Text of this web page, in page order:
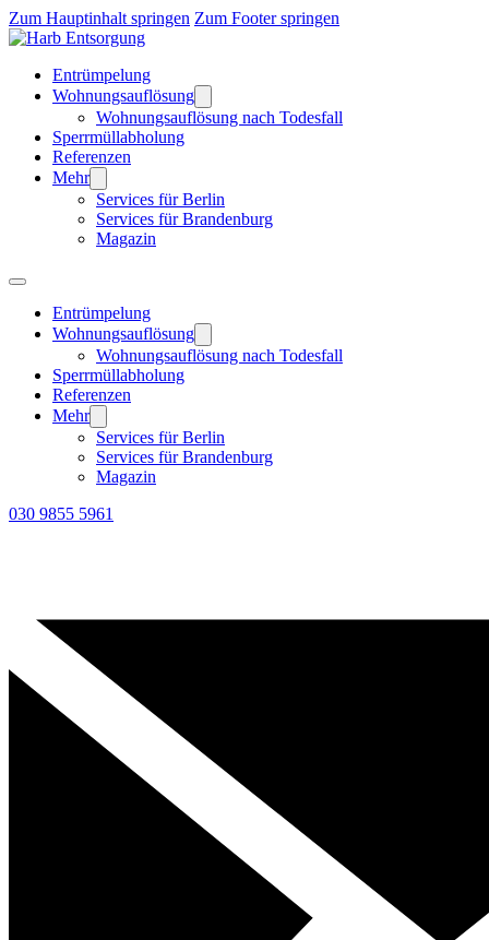
Zum Hauptinhalt springen Zum Footer springen
Entrümpelung
Wohnungsauflösung
Wohnungsauflösung nach Todesfall
Sperrmüllabholung
Referenzen
Mehr
Services für Berlin
Services für Brandenburg
Magazin
Entrümpelung
Wohnungsauflösung
Wohnungsauflösung nach Todesfall
Sperrmüllabholung
Referenzen
Mehr
Services für Berlin
Services für Brandenburg
Magazin
030 9855 5961